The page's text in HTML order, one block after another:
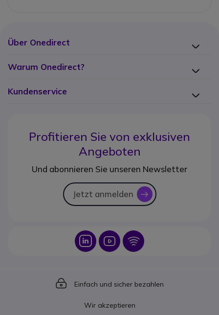
Über Onedirect
Warum Onedirect?
Kundenservice
Profitieren Sie von exklusiven
Angeboten
Und abonnieren Sie unseren Newsletter
Jetzt anmelden icon
Icon Icon Icon
Icon
Einfach und sicher bezahlen
Wir akzeptieren